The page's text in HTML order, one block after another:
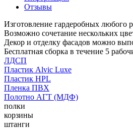
Отзывы
Изготовление гардеробных любого
Возможно сочетание нескольких
Декор и отделку фасадов можно
Бесплатная сборка в течение 5
ЛДСП
Пластик Alvic Luxe
Пластик HPL
Пленка ПВХ
Полотно АГТ (МДФ)
полки
корзины
штанги